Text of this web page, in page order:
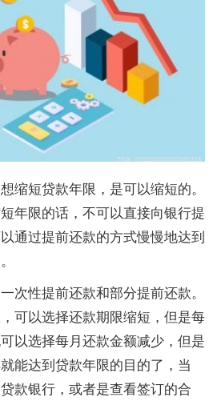
缩短贷款年限，是可以缩短的。
年限的话，不可以直接向银行提
通过提前还款的方式慢慢地达到
次性提前还款和部分提前还款。
可以选择还款期限缩短，但是每
以选择每月还款金额减少，但是
能达到贷款年限的目的了，当
款银行，或者是查看签订的合